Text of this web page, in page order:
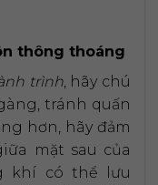
thông thoáng
trình, hãy chú
tránh quấn
hơn, hãy đảm
mặt sau của
khí có thể lưu